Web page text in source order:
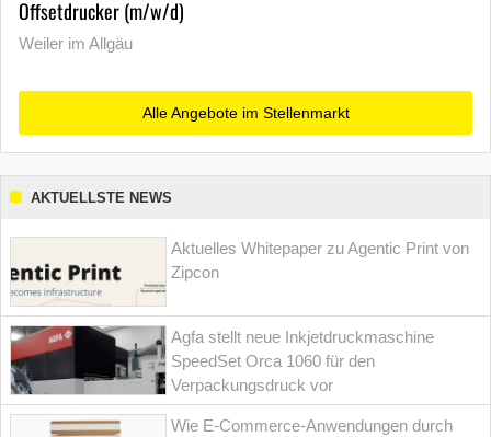
Offsetdrucker (m/w/d)
Weiler im Allgäu
Alle Angebote im Stellenmarkt
AKTUELLSTE NEWS
Aktuelles Whitepaper zu Agentic Print von
Zipcon
Agfa stellt neue Inkjetdruckmaschine
SpeedSet Orca 1060 für den
Verpackungsdruck vor
Wie E-Commerce-Anwendungen durch